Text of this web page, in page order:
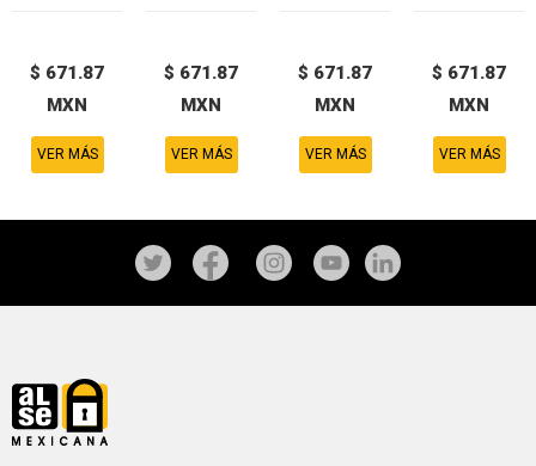
$ 671.87
MXN
VER MÁS
$ 671.87
MXN
VER MÁS
$ 671.87
MXN
VER MÁS
$ 671.87
MXN
VER MÁS